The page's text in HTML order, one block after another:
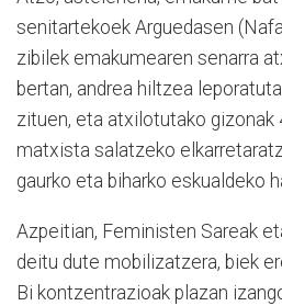
senitartekoek Arguedasen
zibilek emakumearen senarra
bertan, andrea hiltzea
zituen, eta atxilotutako gizonak
matxista salatzeko
gaurko eta biharko eskualdeko
Azpeitian, Feministen Sareak
deitu dute mobilizatzera, biek
Bi kontzentrazioak plazan